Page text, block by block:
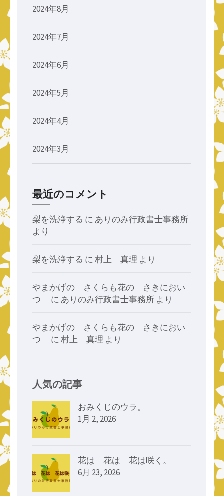
2024年8月
2024年7月
2024年6月
2024年5月
2024年4月
2024年3月
最近のコメント
梨を洗浄する に ありのみ行政書士事務所
より
梨を洗浄する に村上 真理 より
やまかげの さくらも花の さきにおい
つゝ
に ありのみ行政書士事務所 より
やまかげの さくらも花の さきにおい
つゝ
に村上 真理 より
人気の記事
おみくじのウラ。
1月 2, 2026
花は 花は 花は咲く。
6月 23, 2026